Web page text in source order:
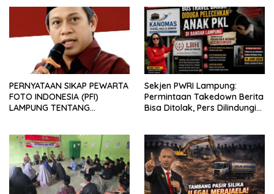
PERNYATAAN SIKAP PEWARTA
FOTO INDONESIA (PFI)
LAMPUNG TENTANG
TERHADAP JURNALIS DI
PENGADILAN NEGERI
TANJUNG KARANG.
Sekjen PWRI Lampung:
Permintaan Takedown Berita
Bisa Ditolak, Pers Dilindungi